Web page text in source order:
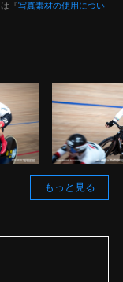
『写真素材の使用につい
もっと見る